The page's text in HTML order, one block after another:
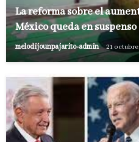
La reforma sobre el
México queda en suspenso
melodijounpajarito-admin 21